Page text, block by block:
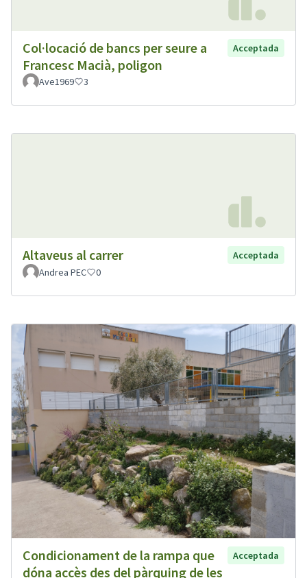
Col·locació de bancs per seure a
Francesc Macià, poligon
Acceptada
Ave1969 3
Altaveus al carrer
Acceptada
Andrea PEC
0
Condicionament de la rampa que
dóna accès des del pàrquing de les
Acceptada